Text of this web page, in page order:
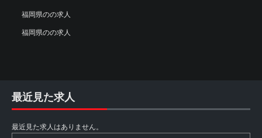
福岡県のの求人
福岡県のの求人
最近見た求人
最近見た求人はありません。